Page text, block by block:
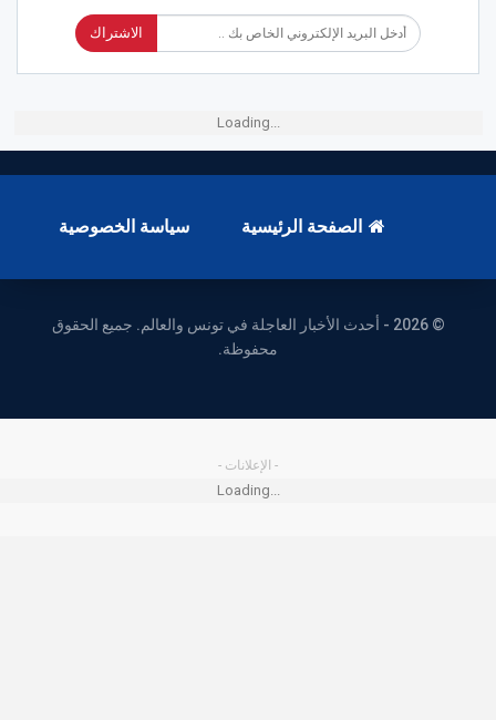
الاشتراك
Loading...
الصفحة الرئيسية سياسة الخصوصية
© 2026 - أحدث الأخبار العاجلة في تونس والعالم. جميع الحقوق
محفوظة.
- الإعلانات -
Loading...